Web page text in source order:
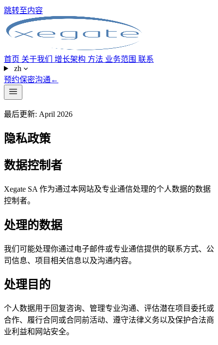
跳转至内容
首页 关于我们 增长架构 方法 业务范围 联系
zh
预约保密沟通 ←
最后更新: April 2026
隐私政策
数据控制者
Xegate SA 作为通过本网站及专业通信处理的个人数据的数据
控制者。
处理的数据
我们可能处理你通过电子邮件或专业通信提供的联系方式、公
司信息、项目相关信息以及沟通内容。
处理目的
个人数据用于回复咨询、管理专业沟通、评估潜在项目委托或
合作、履行合同或合同前活动、遵守法律义务以及保护合法商
业利益和网站安全。